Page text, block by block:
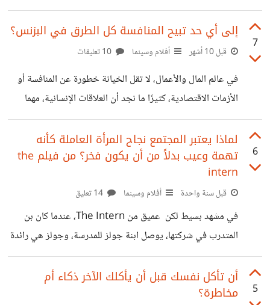
الحقيقة كلها مرة واحدة، فيبدأ العقل بابتكار حيلة غريبة، الأ وهي
أن يخلق عالم موازي، عالم نستطيع أن نرتاح فيه ونبتعد عن وجع
الواقع. وهذا ماحدث في مسلسل "أنت وحدك"، البطلة كانت
تظهر وتختفي، والكثير من المواقف الغريبة ، لكن الحقيقة إن
عقلها كان يحاول أن يحميها من صدمة أكبر من
7
إلى أي حد تبيح المنافسة كل الطرق في البزنس؟
قبل 10 أشهر أفلام وسينما
في عالم المال والأعمال، لا تقل الخيانة خطورة عن المنافسة أو
الأزمات الاقتصادية، كثيرًا ما نجد أن العلاقات الإنسانية، مهما
كانت متينة، تنهار تحت ضغط الطموح والرغبة في السيطرة. هذا
Social Network. في The Founder، بدأت الحكاية بشراكة
بين الأخوين ماكدونالدز ورجل المبيعات الطموح راي كروك. فكرة
المطعم الثوري جذبت انتباهه، لكنه لم يكتف بأن يكون شريكًا؛ بل
أعاد رسم قواعد اللعبة، واستحوذ على العلامة التجارية نفسها،
ليُقصي الأخوين من
6
لماذا يعتبر المجتمع نجاح المرأة العاملة كأنه
تهمة وعيب بدلاً من أن يكون فخر؟ من فيلم the
intern
قبل سنة واحدة أفلام وسينما
في مشهد بسيط لكن عميق من The Intern، عندما كان بن
المتدرب في شركتها، يوصل ابنة جولز للمدرسة، وجولز هي رائدة
أعمال ناجحة، ولكن عندما يقابل مجموعة أمهات يجدهم
يسخرون من جولز ويقللون من نجاحها، ما حدث مع جولز يحدث
مع مختلف النساء في أنحاء الأرض، المجتمع دائماً يتعامل مع
5
أن تأكل نفسك قبل أن يأكلك الآخر ذكاء أم
مخاطرة؟